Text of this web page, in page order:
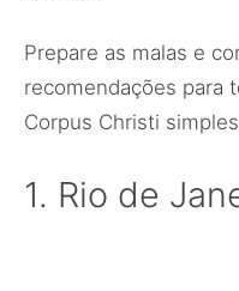
Prepare as malas e
recomendações para
Corpus Christi
1. Rio de